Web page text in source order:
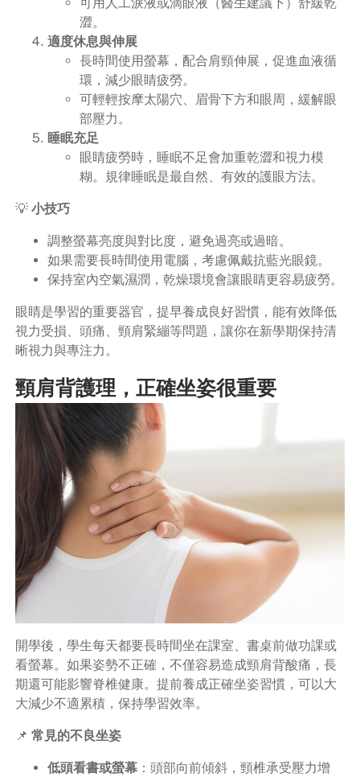
澀。
適度休息與伸展
長時間使用螢幕，配合肩頸伸展，促進血液循
環，減少眼睛疲勞。
可輕輕按摩太陽穴、眉骨下方和眼周，緩解眼
部壓力。
睡眠充足
眼睛疲勞時，睡眠不足會加重乾澀和視力模
糊。規律睡眠是最自然、有效的護眼方法。
💡 小技巧
調整螢幕亮度與對比度，避免過亮或過暗。
如果需要長時間使用電腦，考慮佩戴抗藍光眼鏡。
保持室內空氣濕潤，乾燥環境會讓眼睛更容易疲勞。
眼睛是學習的重要器官，提早養成良好習慣，能有效降低
視力受損、頭痛、頸肩緊繃等問題，讓你在新學期保持清
晰視力與專注力。
頸肩背護理，正確坐姿很重要
開學後，學生每天都要長時間坐在課室、書桌前做功課或
看螢幕。如果姿勢不正確，不僅容易造成頸肩背酸痛，長
期還可能影響脊椎健康。提前養成正確坐姿習慣，可以大
大減少不適累積，保持學習效率。
📌 常見的不良坐姿
低頭看書或螢幕：頭部向前傾斜，頸椎承受壓力增